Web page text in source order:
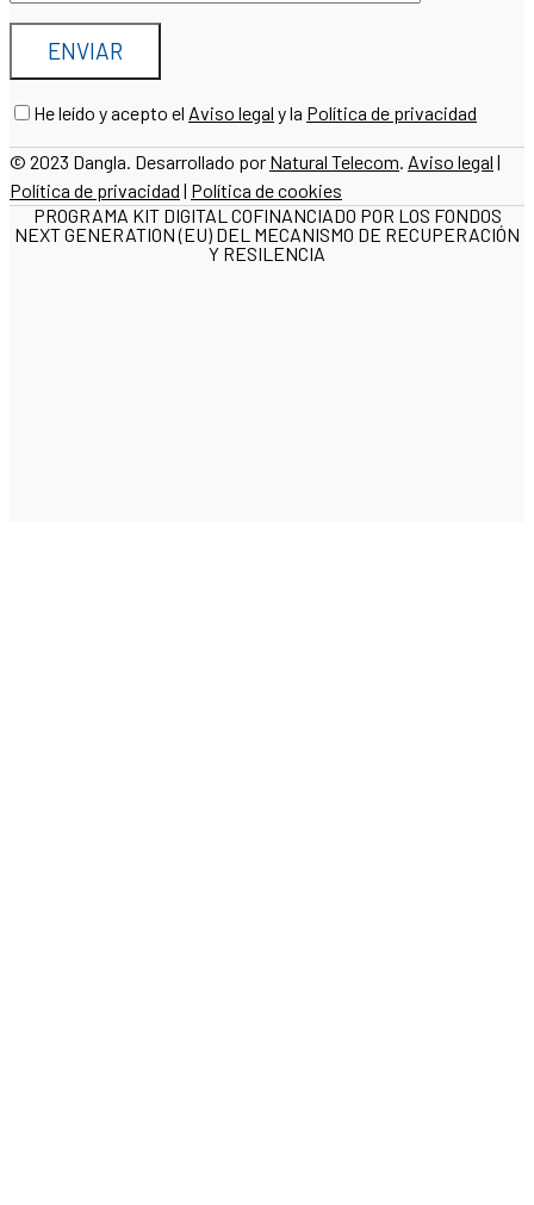
He leído y acepto el Aviso legal y la Política de privacidad
© 2023 Dangla. Desarrollado por Natural Telecom. Aviso legal |
Política de privacidad | Política de cookies
PROGRAMA KIT DIGITAL COFINANCIADO POR LOS FONDOS
NEXT GENERATION (EU) DEL MECANISMO DE RECUPERACIÓN
Y RESILENCIA